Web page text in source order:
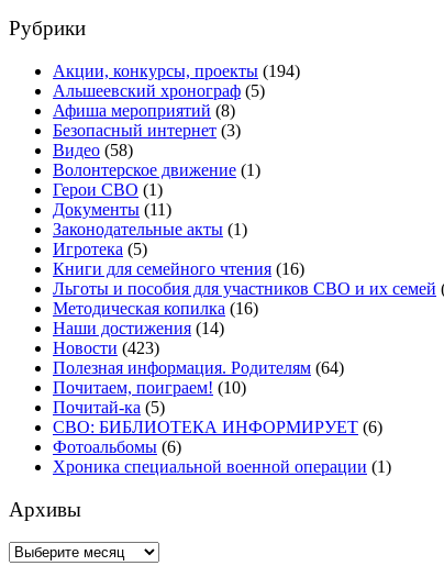
Рубрики
Акции, конкурсы, проекты (194)
Альшеевский хронограф (5)
Афиша мероприятий (8)
Безопасный интернет (3)
Видео (58)
Волонтерское движение (1)
Герои СВО (1)
Документы (11)
Законодательные акты (1)
Игротека (5)
Книги для семейного чтения (16)
Льготы и пособия для участников СВО и их семей
Методическая копилка (16)
Наши достижения (14)
Новости (423)
Полезная информация. Родителям (64)
Почитаем, поиграем! (10)
Почитай-ка (5)
СВО: БИБЛИОТЕКА ИНФОРМИРУЕТ (6)
Фотоальбомы (6)
Хроника специальной военной операции (1)
Архивы
Архивы